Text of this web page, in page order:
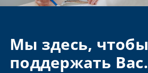
Мы здесь, чтобы
поддержать Вас.